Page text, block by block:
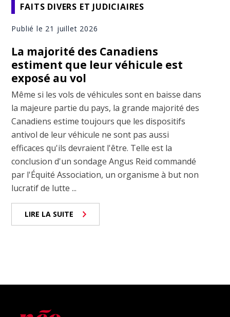
FAITS DIVERS ET JUDICIAIRES
Publié le 21 juillet 2026
La majorité des Canadiens
estiment que leur véhicule est
exposé au vol
Même si les vols de véhicules sont en baisse dans
la majeure partie du pays, la grande majorité des
Canadiens estime toujours que les dispositifs
antivol de leur véhicule ne sont pas aussi
efficaces qu'ils devraient l'être. Telle est la
conclusion d'un sondage Angus Reid commandé
par l'Équité Association, un organisme à but non
lucratif de lutte ...
LIRE LA SUITE